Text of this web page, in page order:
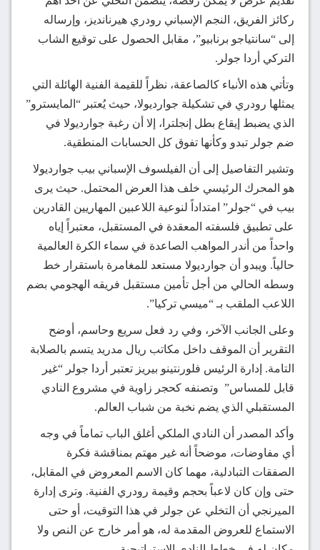
ركائز الفريق، النجم الإسباني رودري هيرنانديز، وإرساله
إلى “سانتياجو برنابيو”، مقابل الحصول على توقيع الشاب
التركي أردا جولر.
وتأتي هذه الأنباء كالصاعقة، نظراً للقيمة الفنية الهائلة التي
يمثلها رودري في تشكيلة جوارديولا، حيث يُعتبر “المايسترو”
الذي يضبط إيقاع بطل إنجلترا، إلا أن رغبة جوارديولا في
ضم جولر تبدو وكأنها تفوق كل الحسابات المنطقية.
وتشير التفاصيل إلى أن الفيلسوف الإسباني بيب جوارديولا
هو المحرك الرئيسي خلف هذا العرض المحتمل. حيث يرى
بيب في “جولر” امتداداً لنوعية اللاعبين المهاريين القادرين
على تطبيق فلسفته المعقدة في المستقبل، معتبراً إياه
واحداً من أندر المواهب الصاعدة في سماء الكرة العالمية
حالياً. ويبدو أن جوارديولا مستعد للمغامرة باستقرار خط
وسطه الحالي من أجل تأمين مستقبل فريقه الهجومي بضم
اللاعب الملقب بـ “ميسي تركيا”.
وعلى الجانب الآخر، وفي رد فعل سريع وحاسم، أوضح
التقرير أن الموقف داخل مكاتب ريال مدريد يتسم بالصلابة
التامة. إدارة الرئيس فلورنتينو بيريز تعتبر أردا جولر “غير
قابل للمساس” وتصنفه كحجر زاوية في مشروع النادي
المستقبلي الذي يضم نخبة من شباب العالم.
وأكد المصدر أن النادي الملكي أغلق الباب تماماً في وجه
أي مفاوضات، موضحاً أنه غير مهتم بمناقشة فكرة
الصفقات التبادلية، مهما كان الاسم المعروض في المقابل،
حتى وإن كان لاعباً بحجم وقيمة رودري الفنية. وترى إدارة
الميرنجي أن التخلي عن جولر في هذا التوقيت، أو حتى
الاستماع للعروض المقدمة له، هو أمر خارج عن النص ولا